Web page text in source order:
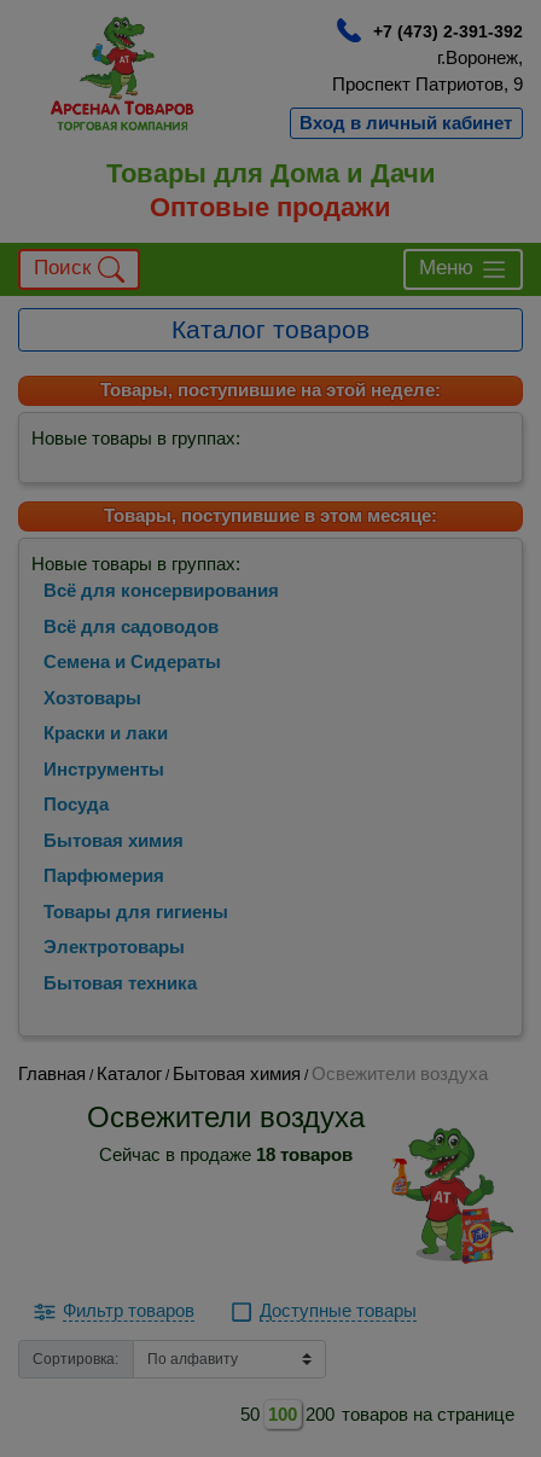
+7 (473) 2-391-392
г.Воронеж,
Проспект Патриотов, 9
Вход в личный кабинет
Товары для Дома и Дачи
Оптовые продажи
Поиск Меню
Каталог товаров
Товары, поступившие на этой неделе:
Новые товары в группах:
Товары, поступившие в этом месяце:
Новые товары в группах:
Всё для консервирования
Всё для садоводов
Семена и Сидераты
Хозтовары
Краски и лаки
Инструменты
Посуда
Бытовая химия
Парфюмерия
Товары для гигиены
Электротовары
Бытовая техника
Главная / Каталог / Бытовая химия / Освежители воздуха
Освежители воздуха
Сейчас в продаже 18 товаров
Фильтр товаров Доступные товары
Сортировка:
50 100 200 товаров на странице